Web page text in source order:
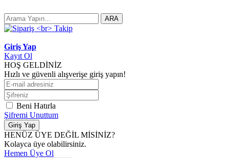
ARA
Giriş Yap
Kayıt Ol
HOŞ GELDİNİZ
Hızlı ve güvenli alışverişe giriş yapın!
Beni Hatırla
Şifremi Unuttum
Giriş Yap
HENÜZ ÜYE DEĞİL MİSİNİZ?
Kolayca üye olabilirsiniz.
Hemen Üye Ol